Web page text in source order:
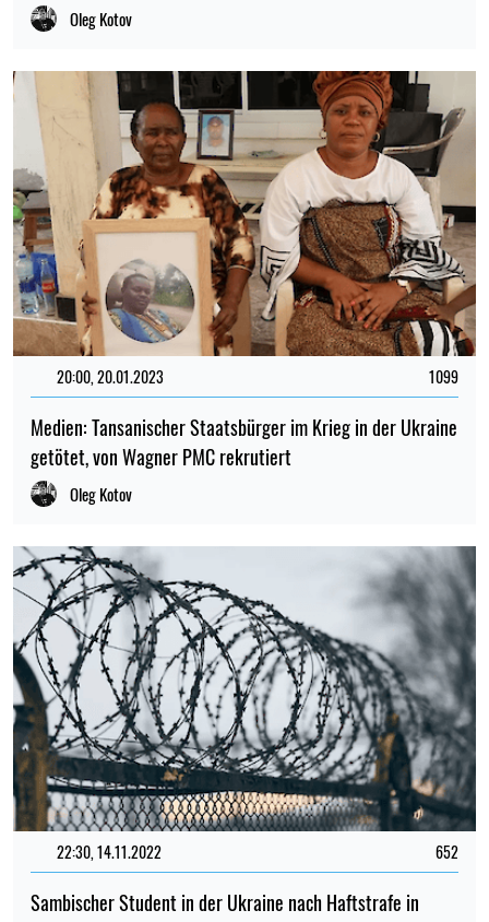
Oleg Kotov
20:00, 20.01.2023 1099
Medien: Tansanischer Staatsbürger im Krieg in der Ukraine
getötet, von Wagner PMC rekrutiert
Oleg Kotov
22:30, 14.11.2022 652
Sambischer Student in der Ukraine nach Haftstrafe in